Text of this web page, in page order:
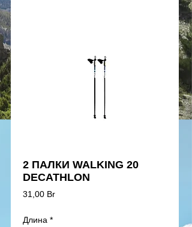
2 ПАЛКИ WALKING 20
DECATHLON
31,00 BrЦена
Длина *